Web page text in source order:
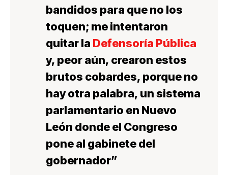
bandidos para que no los
toquen; me intentaron
quitar la Defensoría Pública
y, peor aún, crearon estos
brutos cobardes, porque no
hay otra palabra, un sistema
parlamentario en Nuevo
León donde el Congreso
pone al gabinete del
gobernador”